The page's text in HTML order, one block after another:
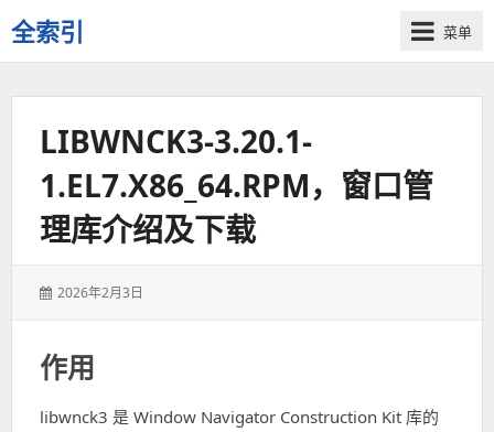
全索引
一
些
菜单
LIBWNCK3-3.20.1-
1.EL7.X86_64.RPM，窗口管
理库介绍及下载
发
2026年2月3日
作用
libwnck3 是 Window Navigator Construction Kit 库的